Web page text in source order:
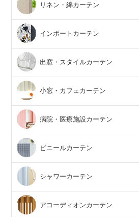
リネン・綿カーテン
インポートカーテン
出窓・スタイルカーテン
小窓・カフェカーテン
病院・医療施設カーテン
ビニールカーテン
シャワーカーテン
アコーディオンカーテン